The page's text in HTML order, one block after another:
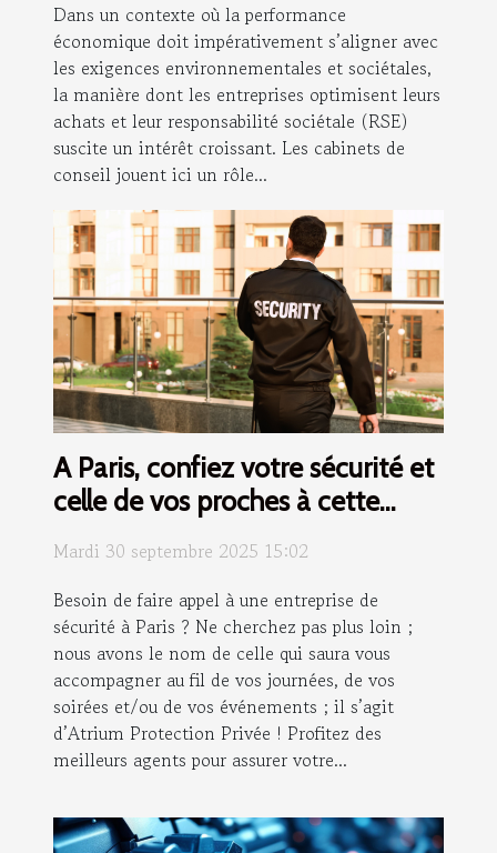
Dans un contexte où la performance
économique doit impérativement s’aligner avec
les exigences environnementales et sociétales,
la manière dont les entreprises optimisent leurs
achats et leur responsabilité sociétale (RSE)
suscite un intérêt croissant. Les cabinets de
conseil jouent ici un rôle...
A Paris, confiez votre sécurité et
celle de vos proches à cette
Mardi 30 septembre 2025 15:02
Besoin de faire appel à une entreprise de
sécurité à Paris ? Ne cherchez pas plus loin ;
nous avons le nom de celle qui saura vous
accompagner au fil de vos journées, de vos
soirées et/ou de vos événements ; il s’agit
d’Atrium Protection Privée ! Profitez des
meilleurs agents pour assurer votre...